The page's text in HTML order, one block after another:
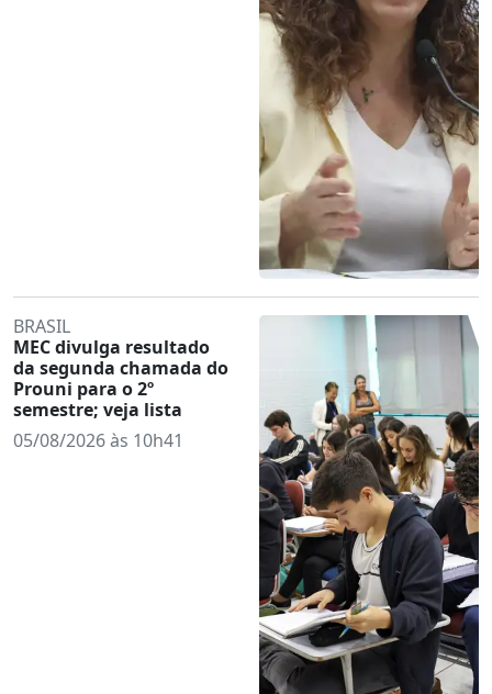
BRASIL
MEC divulga resultado
da segunda chamada do
Prouni para o 2º
semestre; veja lista
05/08/2026 às 10h41